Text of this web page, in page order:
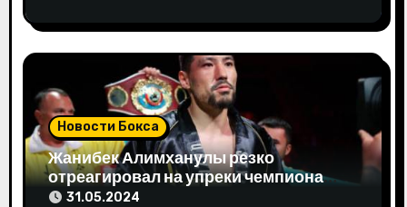
Новости Бокса
Жанибек Алимханулы резко
отреагировал на упреки чемпиона
мира
31.05.2024